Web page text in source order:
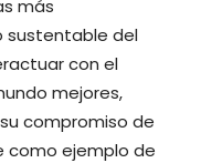
más
sustentable del
con el
mejores,
compromiso de
como ejemplo de